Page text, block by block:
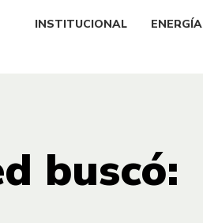
INSTITUCIONAL ENERGÍA
buscó: